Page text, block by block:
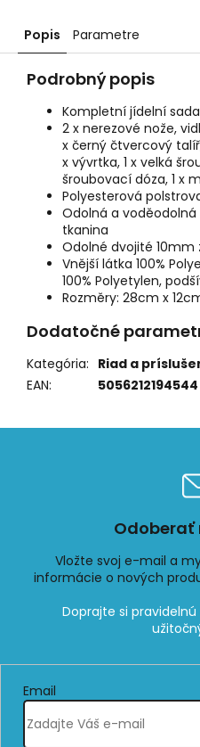
Popis Parametre
Podrobný popis
Kompletní jídelní
2 x nerezové nože,
x černý čtvercový
x vývrtka, 1 x velká
šroubovací dóza, 1 x
Polyesterová
Odolná a
tkanina
Odolné dvojité 10mm
Vnější látka 100%
100% Polyetylen,
Rozměry: 28cm x
Dodatočné
Kategória: Riad a
EAN: 5056212194544
Odoberať
Vložte svoj e-mail a
informácie o nových
Email